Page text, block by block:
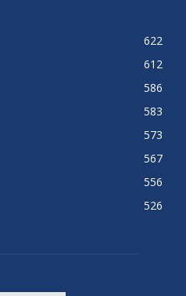
622
612
586
583
573
567
556
526